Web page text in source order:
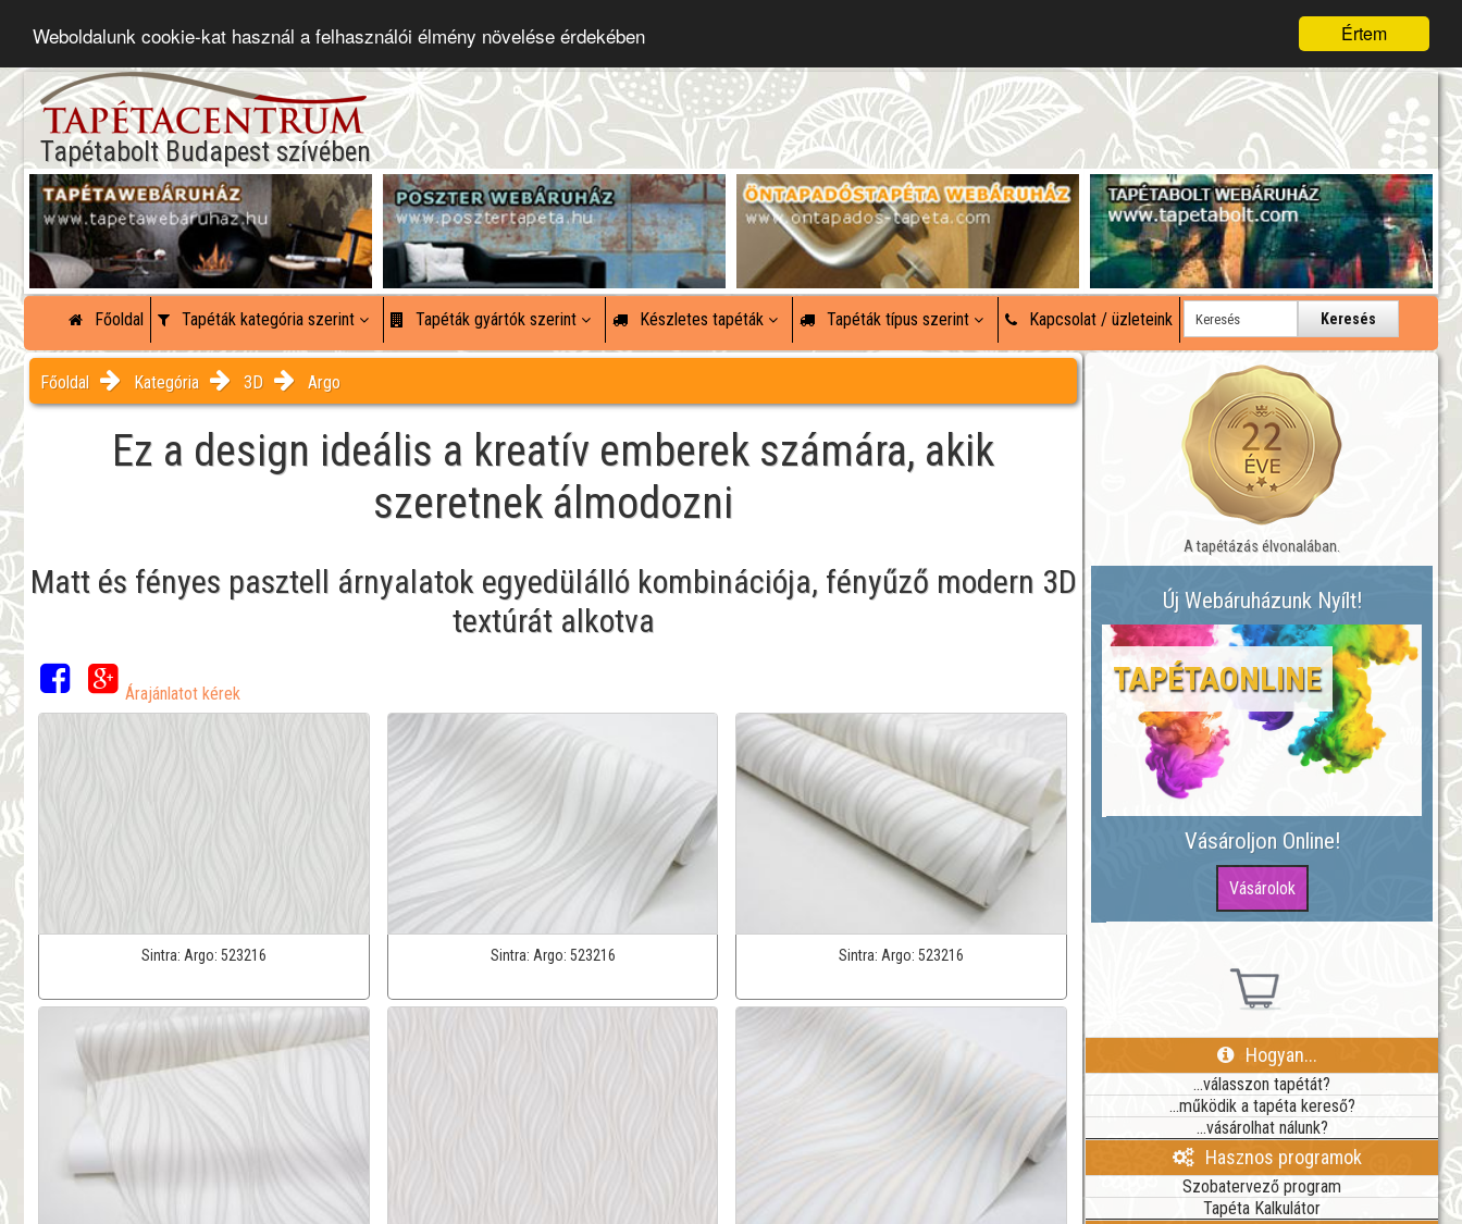
Értem
Weboldalunk cookie-kat használ a felhasználói élmény növelése érdekében
Tapétabolt Budapest szívében
Főoldal Tapéták kategória szerint Tapéták gyártók szerint Készletes tapéták Tapéták típus szerint Kapcsolat / üzleteink Keresés
Főoldal Kategória 3D Argo
Ez a design ideális a kreatív emberek számára, akik
szeretnek álmodozni
Matt és fényes pasztell árnyalatok egyedülálló kombinációja, fényűző modern 3D
textúrát alkotva
Árajánlatot kérek
Sintra: Argo: 523216 Sintra: Argo: 523216 Sintra: Argo:523216
A tapétázás élvonalában.
Új Webáruházunk Nyílt!
TAPÉTAONLINE
Vásároljon Online!
Hogyan...
...válasszon tapétát?
...működik a tapéta kereső?
...vásárolhat nálunk?
Hasznos programok
Szobatervező program
Tapéta Kalkulátor